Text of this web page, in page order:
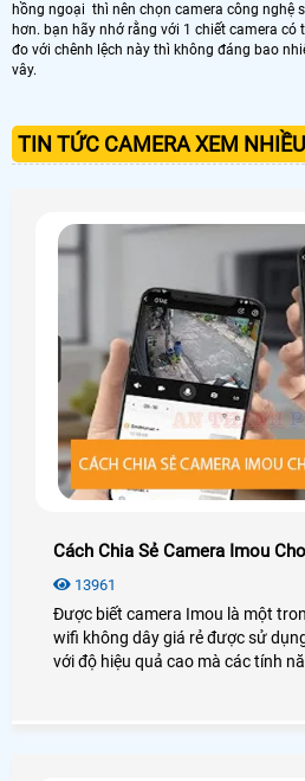
hồng ngoại thì nên chọn camera công nghệ
hơn. bạn hãy nhớ rằng với 1 chiết camera
đo với chênh lệch này thì không đáng bao
vây.
TIN TỨC CAMERA XEM NHIỀU
Cách Chia Sẻ Camera Imou
13961
Được biết camera Imou là một
wifi không dây giá rẻ được sử
với độ hiệu quả cao mà các tính